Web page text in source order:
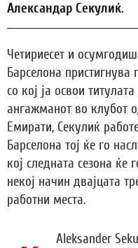
Александар Секулиќ.
Четириесет и
Барселона пристигнува
со кој ја освои
ангажманот во клубот
Емирати, Секулиќ
Барселона тој ќе го
кој следната сезона ќе
некој начин двајцата
работни места.
Aleksander